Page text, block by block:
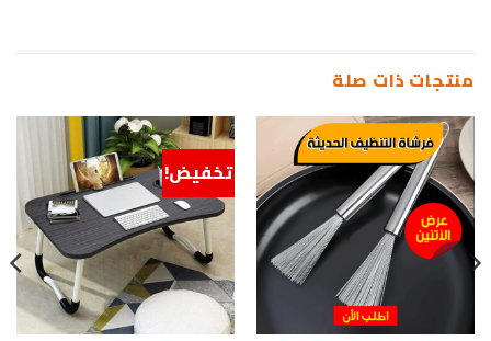
منتجات ذات صلة
تخفيض!